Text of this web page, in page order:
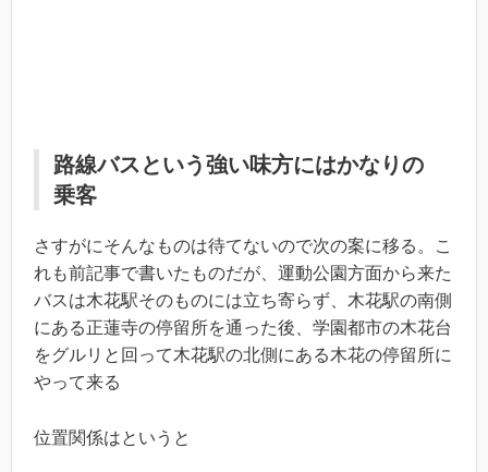
路線バスという強い味方にはかなりの
乗客
さすがにそんなものは待てないので次の案に移る。こ
れも前記事で書いたものだが、運動公園方面から来た
バスは木花駅そのものには立ち寄らず、木花駅の南側
にある正蓮寺の停留所を通った後、学園都市の木花台
をグルリと回って木花駅の北側にある木花の停留所に
やって来る
位置関係はというと